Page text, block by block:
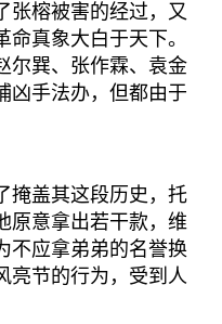
张榕被害的经过，又
真象大白于天下。
尔巽、张作霖、袁金
凶手法办，但都由于
盖其这段历史，托
原意拿出若干款，维
不应拿弟弟的名誉换
亮节的行为，受到人